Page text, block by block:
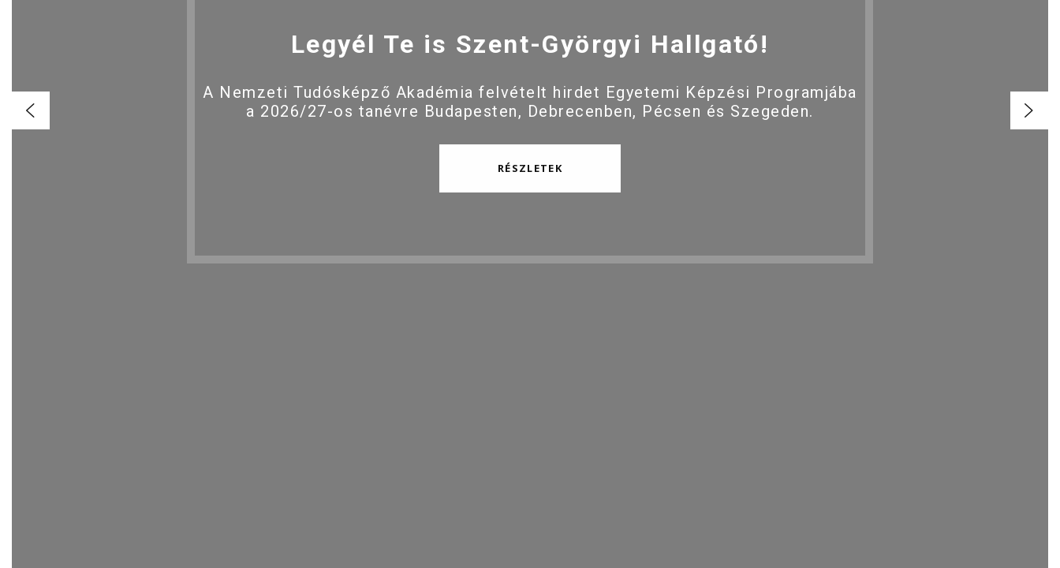
Legyél Te is Szent-Györgyi Hallgató!
A Nemzeti Tudósképző Akadémia felvételt hirdet Egyetemi Képzési Programjába
a 2026/27-os tanévre Budapesten, Debrecenben, Pécsen és Szegeden.
RÉSZLETEK